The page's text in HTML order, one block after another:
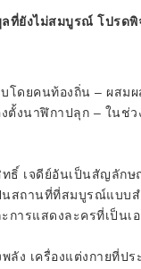
ยังไม่สมบูรณ์ โปรด
ดยคนท้องถิ่น – ผสม
งนาฬิกาปลุก – ในช่
ธิ์ เจดีย์อันเป็นสัญลัก
สถานที่ที่สมบูรณ์แบบ
การแสดงละครที่เป็นเ
ง เครื่องแต่งกายที่ป